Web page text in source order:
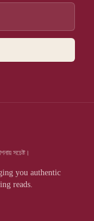
সচেষ্ট।
you authentic
reads.